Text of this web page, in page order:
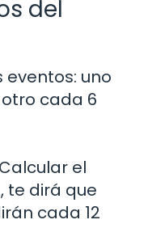
del
uno
cada 6
el
te dirá que
cada 12